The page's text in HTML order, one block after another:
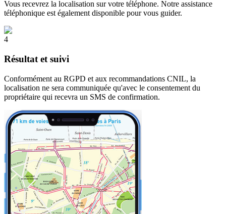
Vous recevrez la localisation sur votre téléphone. Notre assistance
téléphonique est également disponible pour vous guider.
4
Résultat et suivi
Conformément au RGPD et aux recommandations CNIL, la
localisation ne sera communiquée qu'avec le consentement du
propriétaire qui recevra un SMS de confirmation.